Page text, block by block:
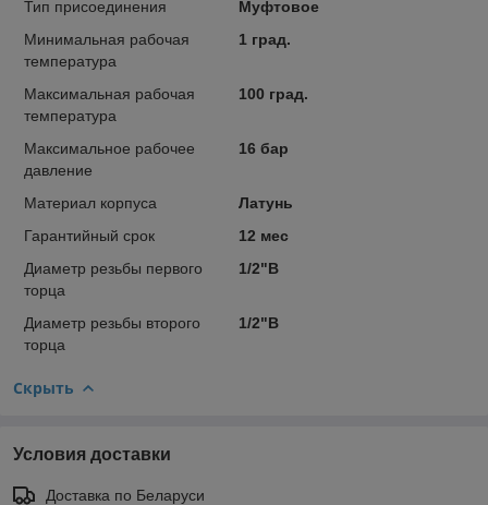
Тип присоединения
Муфтовое
Минимальная рабочая
температура
1 град.
Максимальная рабочая
температура
100 град.
Максимальное рабочее
давление
16 бар
Материал корпуса
Латунь
Гарантийный срок
12 мес
Диаметр резьбы первого
торца
1/2"В
Диаметр резьбы второго
торца
1/2"В
Скрыть
Условия доставки
Доставка по Беларуси